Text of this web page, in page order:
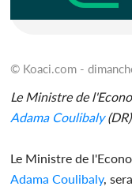
© Koaci.com -
Le Ministre de
Adama Coulibaly(DR)
Le Ministre de
Adama Coulibaly,